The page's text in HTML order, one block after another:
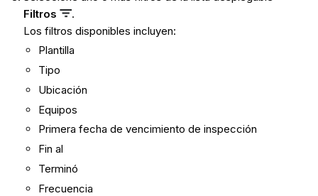
Filtros
.
Los filtros disponibles incluyen:
Plantilla
Tipo
Ubicación
Equipos
Primera fecha de vencimiento de inspección
Fin al
Terminó
Frecuencia